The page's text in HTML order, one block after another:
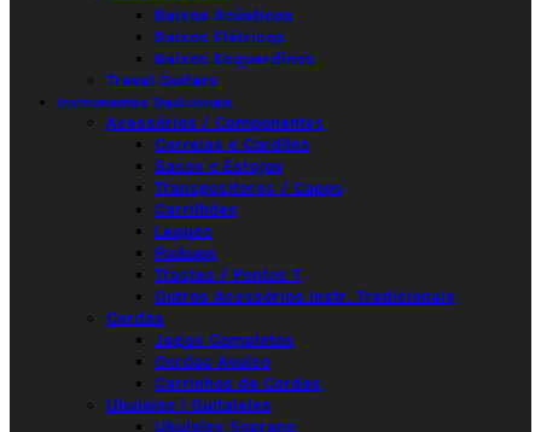
Baixos Acústicos
Baixos Elétricos
Baixos Esquerdinos
Travel Guitars
Instrumentos Tradicionais
Acessórios / Componentes
Correias e Cordões
Sacos e Estojos
Transpositores / Capos
Carrilhões
Leques
Pickups
Trastes / Pontos T
Outros Acessórios Instr. Tradicionais
Cordas
Jogos Completos
Cordas Avulso
Carrinhos de Cordas
Ukuleles | Guitaleles
Ukuleles Soprano